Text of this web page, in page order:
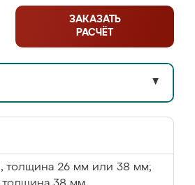
ЗАКАЗАТЬ
РАСЧЁТ
▼
толщина 26 мм или 38 мм;